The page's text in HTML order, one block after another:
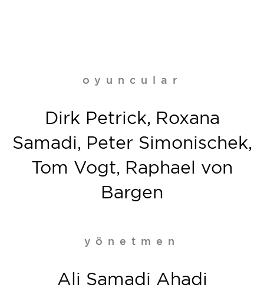
oyuncular
Dirk Petrick, Roxana
Samadi, Peter Simonischek,
Tom Vogt, Raphael von
Bargen
yönetmen
Ali Samadi Ahadi